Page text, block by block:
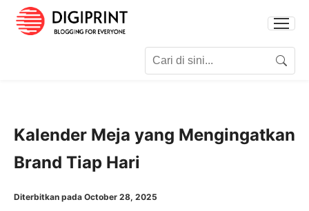
Search
Kalender Meja yang Mengingatkan
Brand Tiap Hari
Diterbitkan pada October 28, 2025